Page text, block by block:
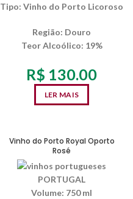
Tipo: Vinho do Porto Licoroso
Região: Douro
Teor Alcoólico: 19%
R$ 130.00
LER MAIS
Vinho do Porto Royal Oporto
Rosé
PORTUGAL
Volume: 750 ml